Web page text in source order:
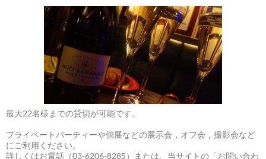
最大22名様までの貸切が可能です。
プライベートパーティーや個展などの展示会，オフ会，撮影会など
にご利用ください。
詳しくはお電話（03-6206-8285）または、当サイトの「お問い合わ